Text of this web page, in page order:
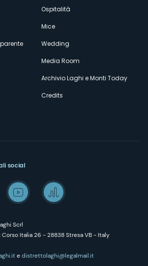
Ospitalità
Mice
Wedding
Media Room
Archivio Laghi e Monti Today
Credits
Scrl
Italia 26 - 28838 Stresa VB - Italy
edistrettolaghi@legalmail.it
social